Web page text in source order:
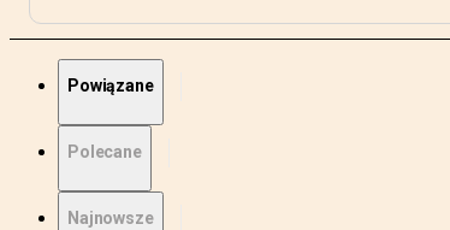
Powiązane
Polecane
Najnowsze